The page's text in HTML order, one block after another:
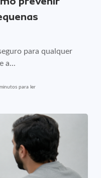
para qualquer
a...
para ler